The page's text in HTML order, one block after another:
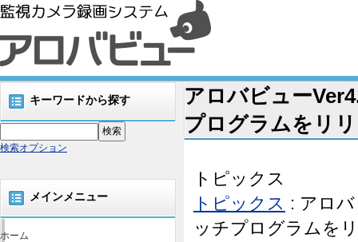
キーワードから探す
検索オプション
メインメニュー
ホーム
アロバビュー
プログラムをリ
トピックス
トピックス : アロ
ッチプログラムを